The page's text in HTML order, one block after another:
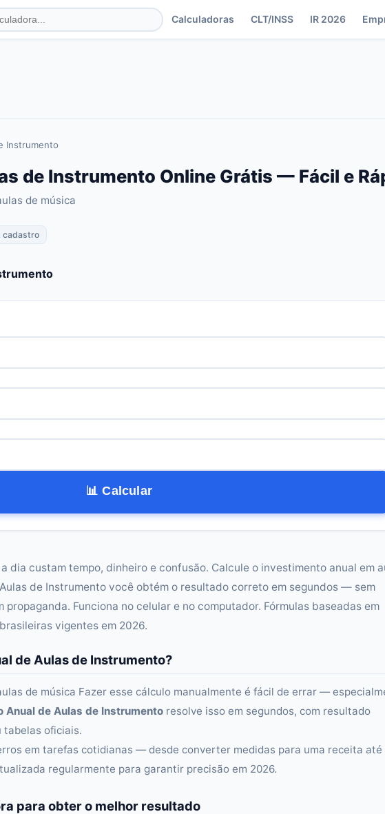
Calculadoras CLT/INSS IR 2026
Instrumento
de Instrumento Online Grátis — Fácil e
de música
cadastro
📊 Calcular
dia custam tempo, dinheiro e confusão. Calcule o investimento anual em
de Instrumento você obtém o resultado correto em segundos — sem
Funciona no celular e no computador. Fórmulas baseadas em
vigentes em 2026.
de Aulas de Instrumento?
de música Fazer esse cálculo manualmente é fácil de errar —
Anual de Aulas de Instrumento resolve isso em segundos, com resultado
tabelas oficiais.
em tarefas cotidianas — desde converter medidas para uma receita até
regularmente para garantir precisão em 2026.
para obter o melhor resultado